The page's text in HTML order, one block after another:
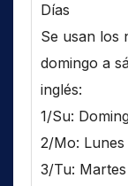
Días
Se usan los
domingo a
inglés:
1/Su:
2/Mo: Lunes
3/Tu: Martes